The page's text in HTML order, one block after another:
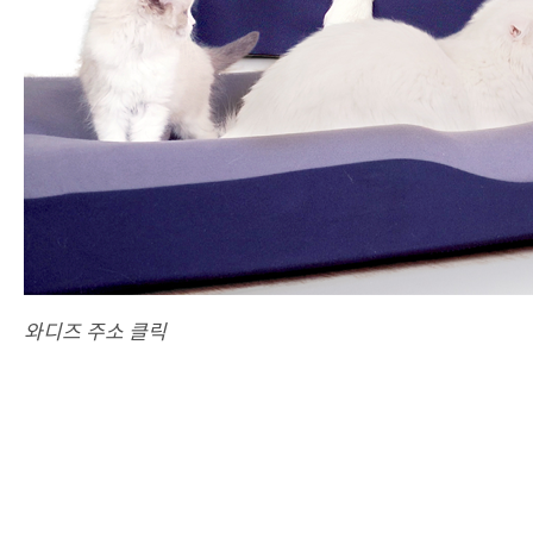
와디즈 주소 클릭